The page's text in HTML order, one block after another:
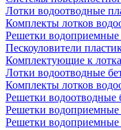
Лотки водоотводные
Комплекты лотков
Решетки водоприемные
Пескоуловители
Комплектующие к
Лотки водоотводные
Комплекты лотков
Решетки водоотводные
Решетки водоприемные
Решетки